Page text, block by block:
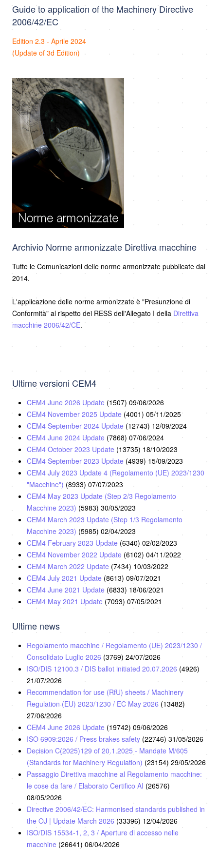
Guide to application of the Machinery Directive
2006/42/EC
Edition 2.3 - Aprile 2024
(Update of 3d Edition)
Archivio Norme armonizzate Direttiva macchine
Tutte le Comunicazioni delle norme armonizzate pubblicate dal
2014.
L'applicazione delle norme armonizzate è "Presunzione di
Conformità" al rispetto dei RESS dell'Allegato I della Direttiva
macchine 2006/42/CE.
Ultime versioni CEM4
CEM4 June 2026 Update (1507) 09/06/2026
CEM4 November 2025 Update (4001) 05/11/2025
CEM4 September 2024 Update (12743) 12/09/2024
CEM4 June 2024 Update (7868) 07/06/2024
CEM4 October 2023 Update (13735) 18/10/2023
CEM4 September 2023 Update (4939) 15/09/2023
CEM4 July 2023 Update 4 (Regolamento (UE) 2023/1230
"Macchine") (8933) 07/07/2023
CEM4 May 2023 Update (Step 2/3 Regolamento
Macchine 2023) (5983) 30/05/2023
CEM4 March 2023 Update (Step 1/3 Regolamento
Macchine 2023) (5985) 02/04/2023
CEM4 February 2023 Update (6340) 02/02/2023
CEM4 November 2022 Update (6102) 04/11/2022
CEM4 March 2022 Update (7434) 10/03/2022
CEM4 July 2021 Update (8613) 09/07/2021
CEM4 June 2021 Update (6833) 18/06/2021
CEM4 May 2021 Update (7093) 07/05/2021
Ultime news
Regolamento macchine / Regolamento (UE) 2023/1230 /
Consolidato Luglio 2026 (3769) 24/07/2026
ISO/DIS 12100.3 / DIS ballot initiated 20.07.2026 (4926)
21/07/2026
Recommendation for use (RfU) sheets / Machinery
Regulation (EU) 2023/1230 / EC May 2026 (13482)
27/06/2026
CEM4 June 2026 Update (19742) 09/06/2026
ISO 6909:2026 / Press brakes safety (22746) 31/05/2026
Decision C(2025)129 of 20.1.2025 - Mandate M/605
(Standards for Machinery Regulation) (23154) 29/05/2026
Passaggio Direttiva macchine al Regolamento macchine:
le cose da fare / Elaborato Certifico AI (26576)
08/05/2026
Directive 2006/42/EC: Harmonised standards published in
the OJ | Update March 2026 (33396) 12/04/2026
ISO/DIS 15534-1, 2, 3 / Aperture di accesso nelle
macchine (26641) 06/04/2026